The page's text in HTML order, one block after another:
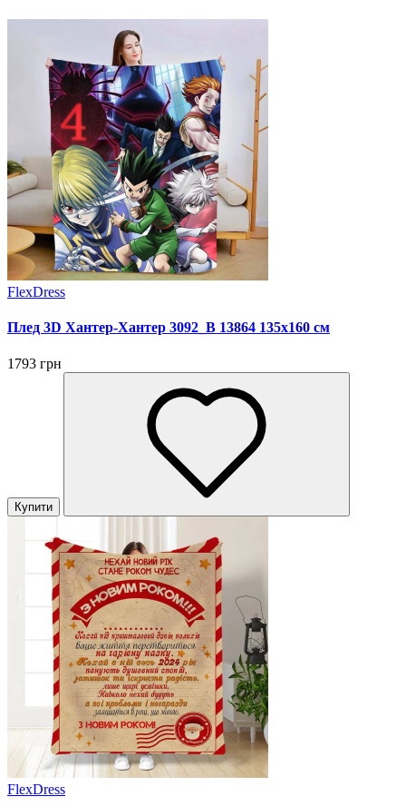
FlexDress
Плед 3D Хантер-Хантер 3092_B 13864 135х160 см
1793 грн
Купити
FlexDress